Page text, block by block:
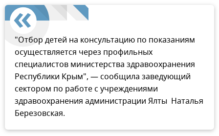
"Отбор детей на консультацию по показаниям
осуществляется через профильных
специалистов министерства здравоохранения
Республики Крым", — сообщила заведующий
сектором по работе с учреждениями
здравоохранения администрации Ялты Наталья
Березовская.